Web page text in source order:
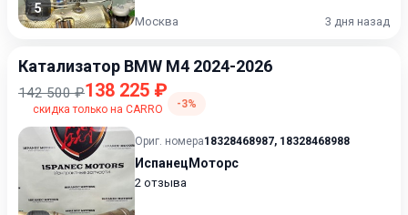
5
Москва 3 дня назад
Катализатор BMW M4 2024-2026
142 500 ₽138 225 ₽
скидка только на CARRO -3%
Ориг. номера18328468987, 18328468988
ИспанецМоторс
2 отзыва